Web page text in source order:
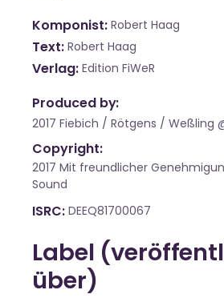
Komponist Robert Haag
Text Robert Haag
Verlag Edition FiWeR
Produced by:
2017 Fiebich / Rötgens / Weßling
Copyright:
2017 Mit freundlicher
Sound
ISRC DEEQ81700067
Label
über)